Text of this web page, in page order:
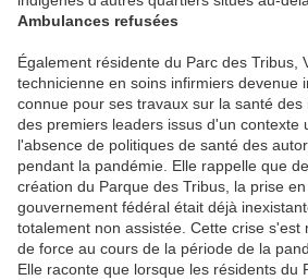
Ambulances refusées
Également résidente du Parc des Tribus,
technicienne en soins infirmiers devenue
connue pour ses travaux sur la santé
des premiers leaders issus d'un contexte
l'absence de politiques de santé des
pendant la pandémie. Elle rappelle que
création du Parque des Tribus, la prise
gouvernement fédéral était déjà
totalement non assistée. Cette crise s'est
de force au cours de la période de la
Elle raconte que lorsque les résidents du